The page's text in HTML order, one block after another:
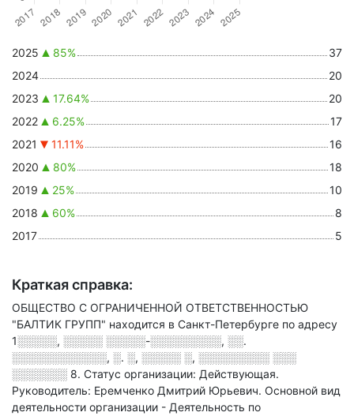
2025 85%
37
2024
20
2023
17.64%
20
2022
6.25%
17
2021
11.11%
16
2020
80%
18
2019
25%
10
2018
60%
8
2017
5
Краткая справка:
ОБЩЕСТВО С ОГРАНИЧЕННОЙ ОТВЕТСТВЕННОСТЬЮ
"БАЛТИК ГРУПП" находится в Санкт-Петербурге по адресу
1░░░░░, ░░░░░ ░░░░░-░░░░░░░░░, ░░.
░░░░░░░░░░░░, ░. ░, ░░░░░ ░, ░░░░░░░░░ ░░░
░░░░░░░ 8. Статус организации: Действующая.
Руководитель: Еремченко Дмитрий Юрьевич. Основной вид
деятельности организации - Деятельность по